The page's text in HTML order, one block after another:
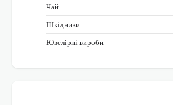
Чай
Шкідники
Ювелірні вироби